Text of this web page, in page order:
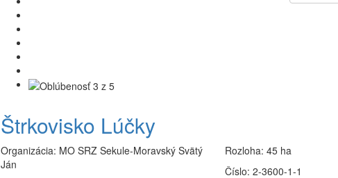
Štrkovisko Lúčky
Organizácia: MO SRZ Sekule-Moravský Svätý
Ján
Rozloha:45 ha
Číslo:2-3600-1-1